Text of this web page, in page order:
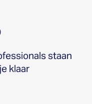
staan
klaar